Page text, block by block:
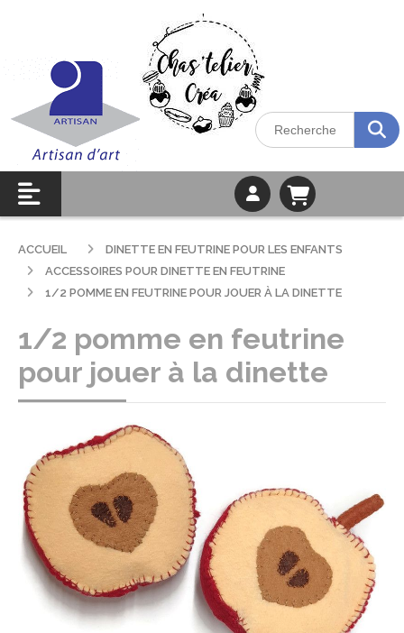
ACCUEIL
DINETTE EN FEUTRINE POUR LES ENFANTS
ACCESSOIRES POUR DINETTE EN FEUTRINE
1/2 POMME EN FEUTRINE POUR JOUER À LA DINETTE
1/2 pomme en feutrine
pour jouer à la dinette